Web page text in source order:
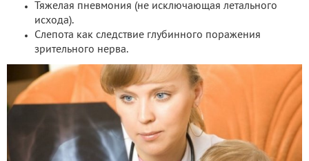
Тяжелая пневмония (не исключающая летального
исхода).
Слепота как следствие глубинного поражения
зрительного нерва.